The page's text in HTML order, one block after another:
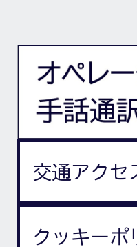
交通アクセ
クッキーポ